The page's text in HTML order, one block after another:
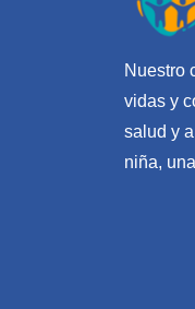
Nuestro
vidas y
salud y
niña,